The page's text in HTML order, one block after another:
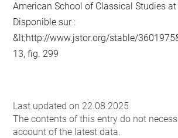
American School of Classical Studies
Disponible sur :
&lt;http://www.jstor.org/stable/
13, fig. 299
Last updated on 22.08.2025
The contents of this entry do not
account of the latest data.